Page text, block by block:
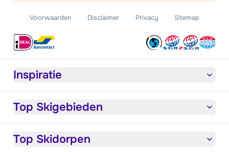
Voorwaarden Disclaimer Privacy Sitemap
Inspiratie
Top Skigebieden
Top Skidorpen